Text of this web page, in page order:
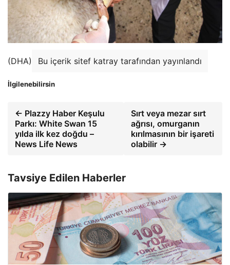
(DHA) Bu içerik sitef katray tarafından yayınlandı
İlgilenebilirsin
← Plazzy Haber Keşulu
Parkı: White Swan 15
yılda ilk kez doğdu –
News Life News
Sırt veya mezar sırt
ağrısı, omurganın
kırılmasının bir işareti
olabilir →
Tavsiye Edilen Haberler